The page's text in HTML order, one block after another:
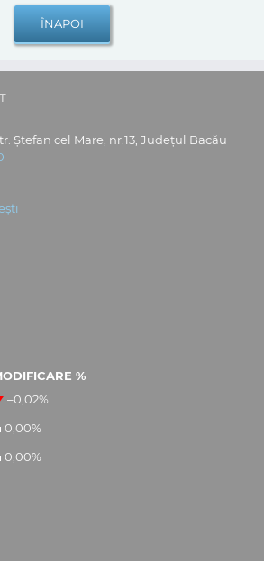
Ștefan cel Mare, nr.13, Județul Bacău
%
–0,02%
0,00%
0,00%